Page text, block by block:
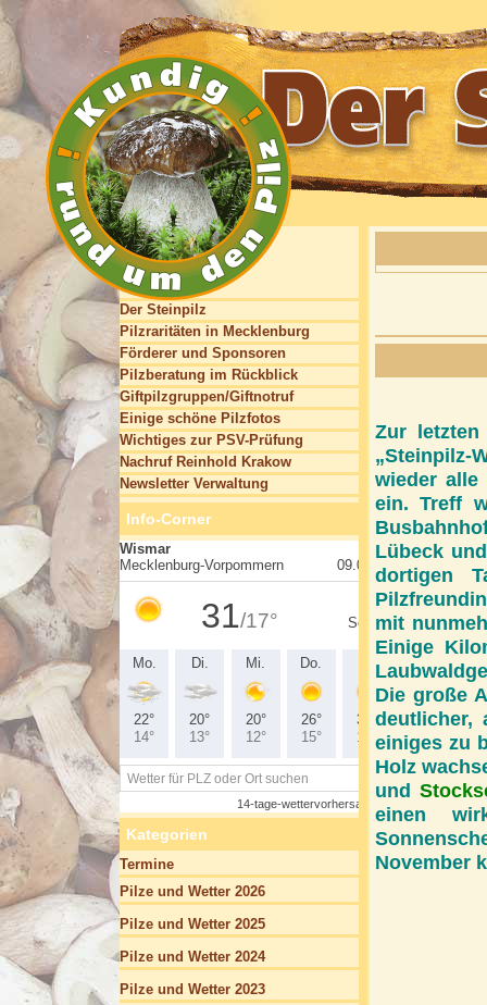
Zur letzten
„Steinpilz-
wieder alle
ein. Treff
Lübeck
dortigen
mit
Einige
Die große
deutlicher,
einiges zu
Holz
und
einen
November
Der Steinpilz
Pilzraritäten in Mecklenburg
Förderer und Sponsoren
Pilzberatung im Rückblick
Giftpilzgruppen/Giftnotruf
Einige schöne Pilzfotos
Wichtiges zur PSV-Prüfung
Nachruf Reinhold Krakow
Newsletter Verwaltung
Info-Corner
Kategorien
Termine
Pilze und Wetter 2026
Pilze und Wetter 2025
Pilze und Wetter 2024
Pilze und Wetter 2023